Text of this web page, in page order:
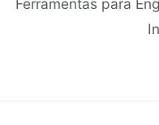
Ferramentas para